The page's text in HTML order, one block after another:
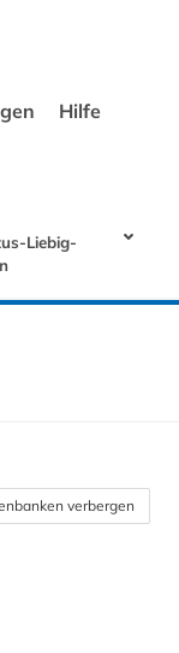
Hilfe
Liebig-
verbergen